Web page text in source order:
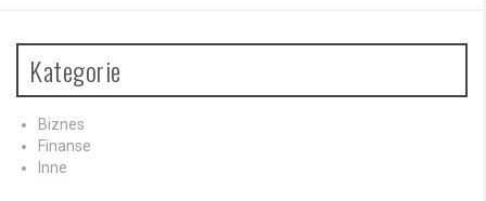
Kategorie
Biznes
Finanse
Inne